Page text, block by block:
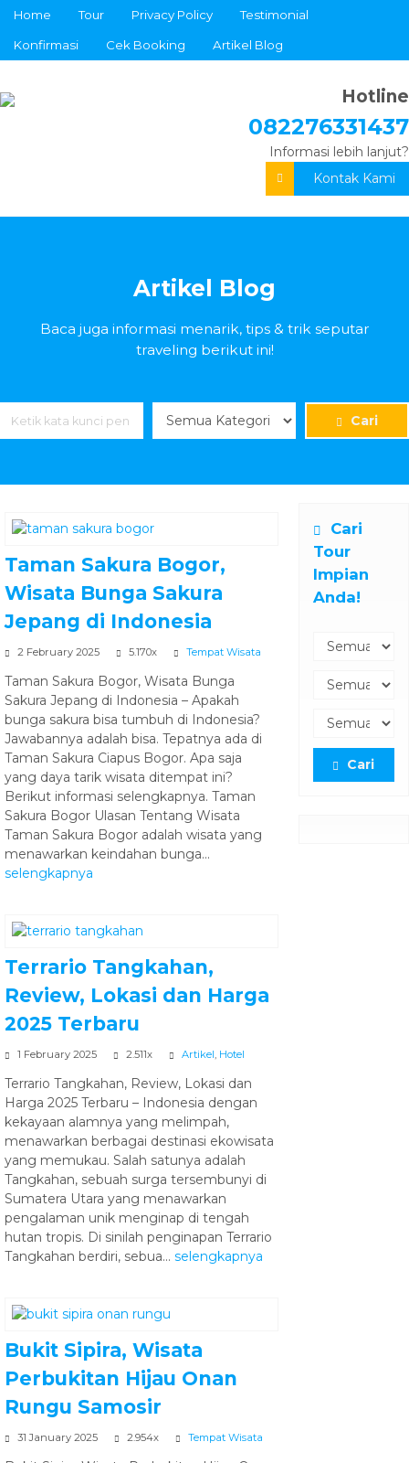
Home Tour Privacy Policy Testimonial
Konfirmasi Cek Booking Artikel Blog
Hotline
082276331437
Informasi lebih lanjut?
Kontak Kami
Artikel Blog
Baca juga informasi menarik, tips & trik seputar
traveling berikut ini!
Cari
Taman Sakura Bogor,
Wisata Bunga Sakura
Jepang di Indonesia
2 February 2025 5.170x Tempat Wisata
Taman Sakura Bogor, Wisata Bunga
Sakura Jepang di Indonesia – Apakah
bunga sakura bisa tumbuh di Indonesia?
Jawabannya adalah bisa. Tepatnya ada di
Taman Sakura Ciapus Bogor. Apa saja
yang daya tarik wisata ditempat ini?
Berikut informasi selengkapnya. Taman
Sakura Bogor Ulasan Tentang Wisata
Taman Sakura Bogor adalah wisata yang
menawarkan keindahan bunga...
selengkapnya
Terrario Tangkahan,
Review, Lokasi dan Harga
2025 Terbaru
1 February 2025 2.511x Artikel Hotel
Terrario Tangkahan, Review, Lokasi dan
Harga 2025 Terbaru – Indonesia dengan
kekayaan alamnya yang melimpah,
menawarkan berbagai destinasi ekowisata
yang memukau. Salah satunya adalah
Tangkahan, sebuah surga tersembunyi di
Sumatera Utara yang menawarkan
pengalaman unik menginap di tengah
hutan tropis. Di sinilah penginapan Terrario
Tangkahan berdiri, sebua... selengkapnya
Bukit Sipira, Wisata
Perbukitan Hijau Onan
Rungu Samosir
31 January 2025 2.954x Tempat Wisata
Cari
Tour
Impian
Anda!
Cari